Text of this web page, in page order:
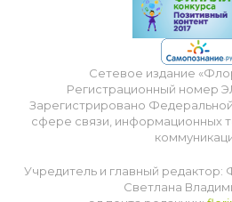
Сетевое издание
Регистрационный номер
Зарегистрировано
сфере связи, информационных
Учредитель и главный
Светлана